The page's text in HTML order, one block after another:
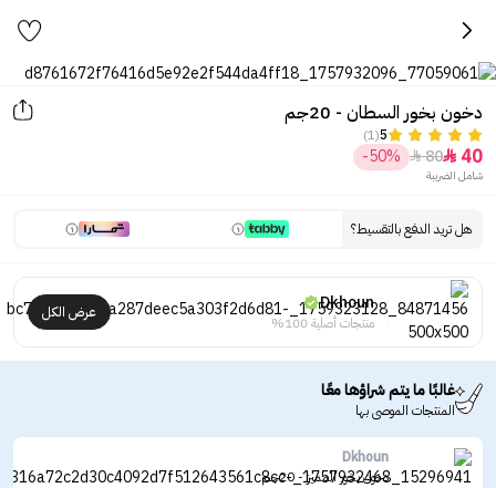
دخون بخور السطان - 20جم
5
(1)
40

80

-50%
شامل الضريبة
هل تريد الدفع بالتقسيط؟
Dkhoun
منتجات أصلية 100%
عرض الكل
غالبًا ما يتم شراؤها معًا
المنتجات الموصى بها
Dkhoun
دخون بخور المميز - 20جم